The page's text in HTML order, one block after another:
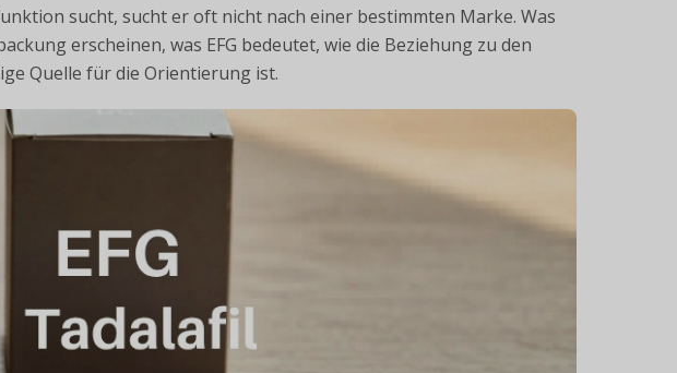
sucht, sucht er oft nicht nach einer bestimmten Marke. Was
erscheinen, was EFG bedeutet, wie die Beziehung zu den
Quelle für die Orientierung ist.